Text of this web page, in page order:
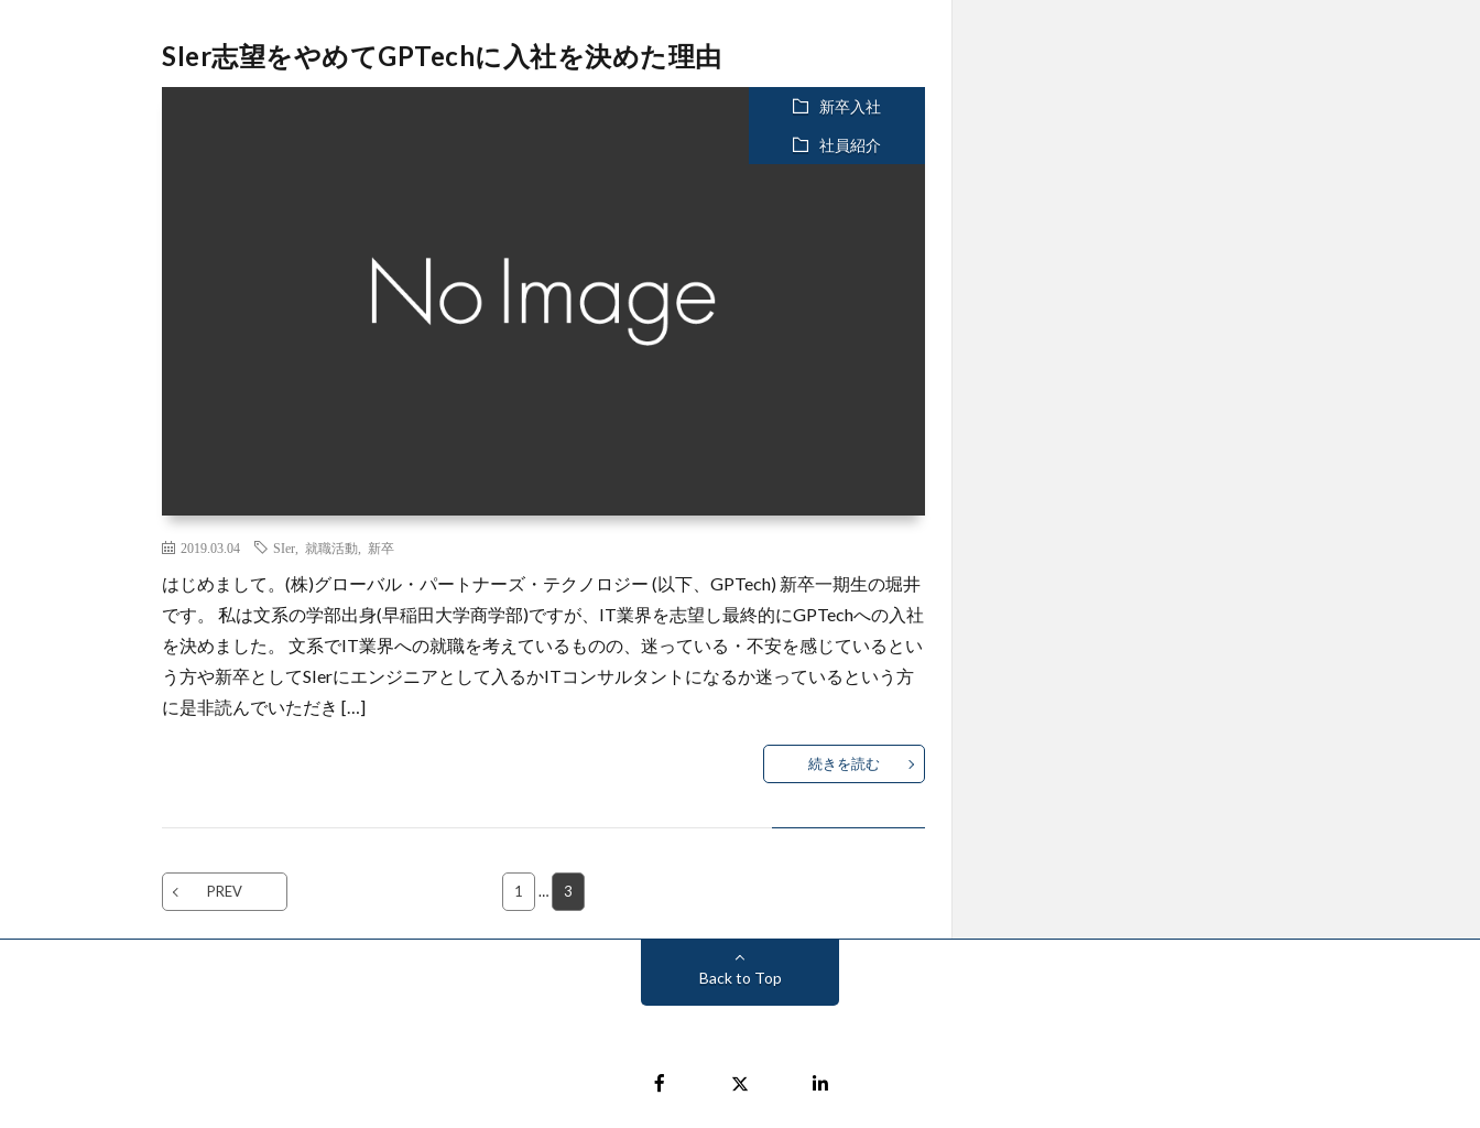
SIer志望をやめてGPTechに入社を決めた理由
新卒入社
社員紹介
2019.03.04 SIer 就職活動 新卒
はじめまして。(株)グローバル・パートナーズ・テクノロジー (以下、GPTech) 新卒一期生の堀井
です。 私は文系の学部出身(早稲田大学商学部)ですが、IT業界を志望し最終的にGPTechへの入社
を決めました。 文系でIT業界への就職を考えているものの、迷っている・不安を感じているとい
う方や新卒としてSIerにエンジニアとして入るかITコンサルタントになるか迷っているという方
に是非読んでいただき […]
続きを読む
PREV 1 … 3
Back to Top